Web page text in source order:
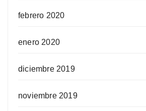
febrero 2020
enero 2020
diciembre 2019
noviembre 2019